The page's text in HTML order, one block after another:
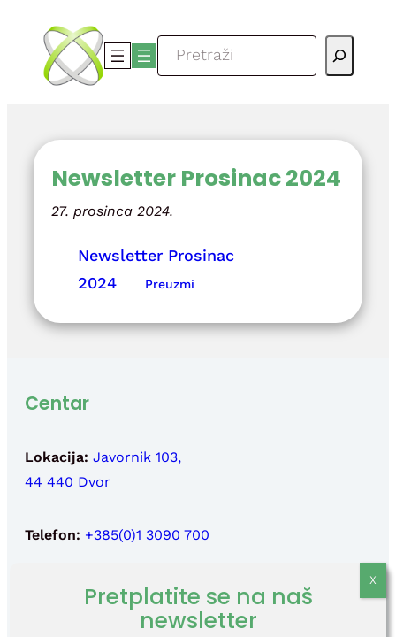
sadržaja
Pretraga
Newsletter Prosinac 2024
27. prosinca 2024.
Newsletter Prosinac
2024
Preuzmi
Centar
Lokacija: Javornik 103,
44 440 Dvor
Telefon: +385(0)1 3090 700
+385(0)1 3090 710
Pretplatite se na naš
newsletter